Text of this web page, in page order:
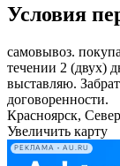
Условия
самовывоз.
течении 2 (двух)
выставляю.
договоренности.
Красноярск,
Увеличить карту
РЕКЛАМА • AU.RU